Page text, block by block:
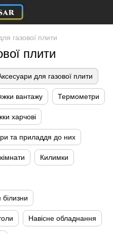
газової плити
плити
для газової плити
вантажу Термометри
харчові
та приладдя до них
Килимки
Навісне обладнання